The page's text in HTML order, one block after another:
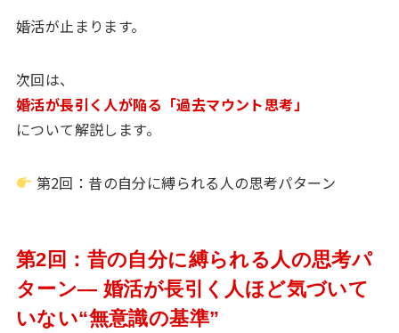
婚活が止まります。
次回は、
婚活が長引く人が陥る「過去マウント思考」
について解説します。
第2回：昔の自分に縛られる人の思考パターン
第2回：昔の自分に縛られる人の思考パ
ターン― 婚活が長引く人ほど気づいて
いない“無意識の基準”